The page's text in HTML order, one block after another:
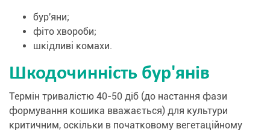
бур'яни;
фіто хвороби;
шкідливі комахи.
Шкодочинність бур'янів
Термін тривалістю 40-50 діб (до настання фази
формування кошика вважається) для культури
критичним, оскільки в початковому вегетаційному